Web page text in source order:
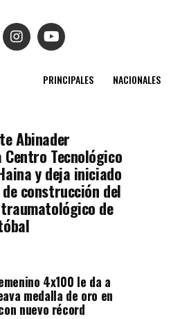
PRINCIPALES NACIONALES
Abinader
Tecnológico
y deja iniciado
construcción del
de
4x100 le da a
medalla de oro en
nuevo récord